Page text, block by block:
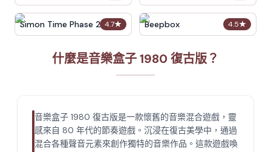
4.7★
Simon Time Phase 2 4.5★
Beepbox
什麼是音樂盒子 1980 復古版？
音樂盒子 1980 復古版是一款懷舊的音樂混合遊戲，靈
感來自 80 年代的節奏遊戲。沉浸在復古美學中，通過
混合各種聲音元素來創作獨特的音樂作品。這款遊戲喚